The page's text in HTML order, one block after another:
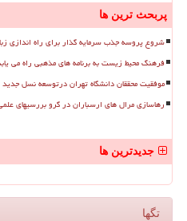
پربحث ترین ها
شروع پروسه جذب سرمایه گذار برای راه اندازی زباله سوز ۳۰۰
فرهنگ محیط زیست به برنامه های مذهبی راه می
موفقیت محققان دانشگاه تهران درتوسعه نسل
رهاسازی مرال های ارسباران در گرو بررسیهای
جدیدترین ها
تگها